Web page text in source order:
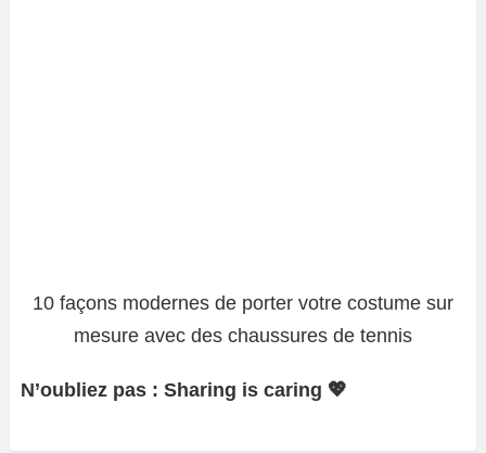
10 façons modernes de porter votre costume sur
mesure avec des chaussures de tennis
N’oubliez pas : Sharing is caring 💖